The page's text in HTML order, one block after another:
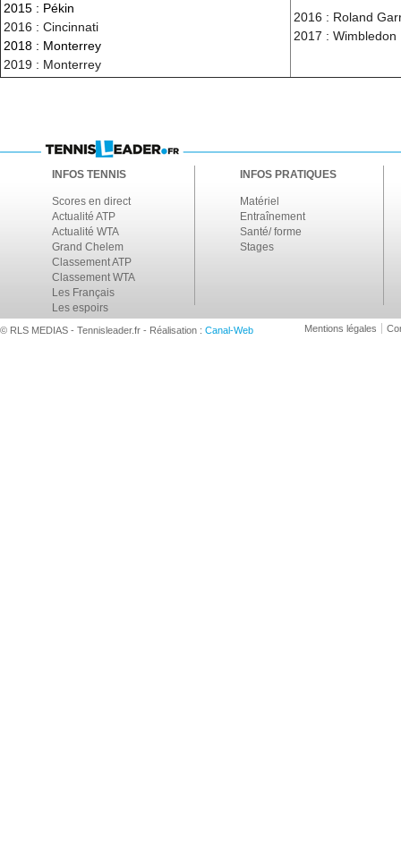
2015 : Pékin
2016 : Cincinnati
2018 : Monterrey
2019 : Monterrey
2016 : Roland
2017 : Wimbledon
INFOS TENNIS
Scores en direct
Actualité ATP
Actualité WTA
Grand Chelem
Classement ATP
Classement WTA
Les Français
Les espoirs
INFOS PRATIQUES
Matériel
Entraînement
Santé/ forme
Stages
© RLS MEDIAS - Tennisleader.fr - Réalisation : Canal-Web Mentions légales